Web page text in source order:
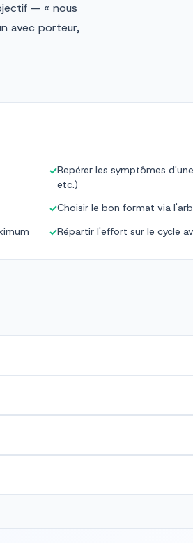
— « nous
avec porteur,
✓Repérer les symptômes
etc.)
✓Choisir le bon format via
✓Répartir l'effort sur le cycle